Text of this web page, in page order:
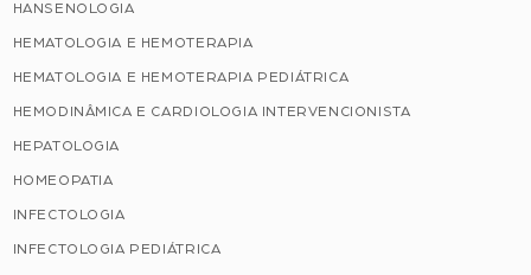
HANSENOLOGIA
HEMATOLOGIA E HEMOTERAPIA
HEMATOLOGIA E HEMOTERAPIA PEDIÁTRICA
HEMODINÂMICA E CARDIOLOGIA INTERVENCIONISTA
HEPATOLOGIA
HOMEOPATIA
INFECTOLOGIA
INFECTOLOGIA PEDIÁTRICA